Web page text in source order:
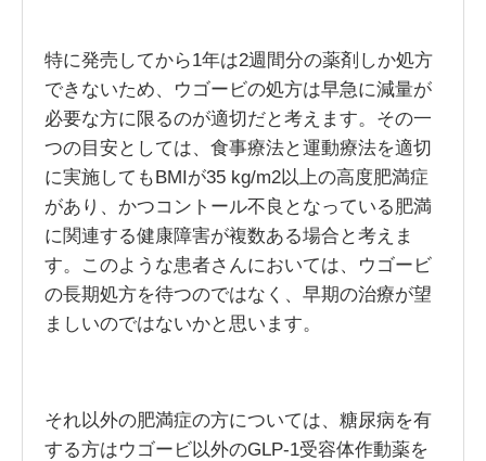
特に発売してから1年は2週間分の薬剤しか処方
できないため、ウゴービの処方は早急に減量が
必要な方に限るのが適切だと考えます。その一
つの目安としては、食事療法と運動療法を適切
に実施してもBMIが35 kg/m2以上の高度肥満症
があり、かつコントール不良となっている肥満
に関連する健康障害が複数ある場合と考えま
す。このような患者さんにおいては、ウゴービ
の長期処方を待つのではなく、早期の治療が望
ましいのではないかと思います。
それ以外の肥満症の方については、糖尿病を有
する方はウゴービ以外のGLP-1受容体作動薬を